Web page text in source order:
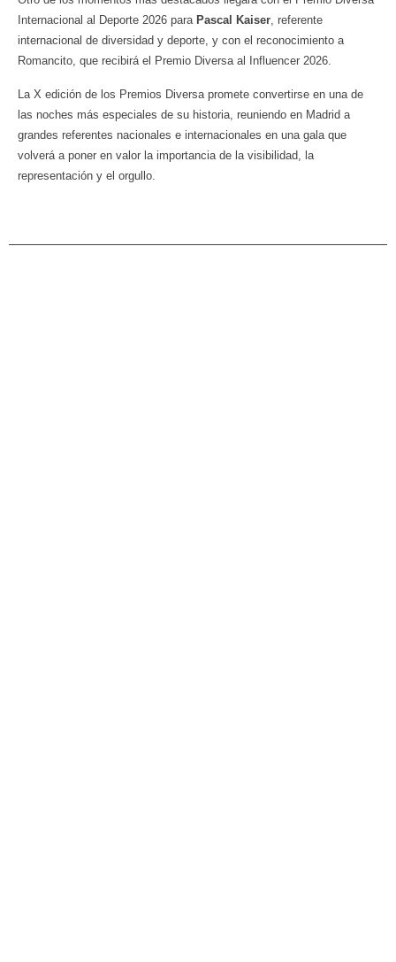
Internacional al Deporte 2026 para Pascal Kaiser, referente
internacional de diversidad y deporte, y con el reconocimiento a
Romancito, que recibirá el Premio Diversa al Influencer 2026.
La X edición de los Premios Diversa promete convertirse en una de
las noches más especiales de su historia, reuniendo en Madrid a
grandes referentes nacionales e internacionales en una gala que
volverá a poner en valor la importancia de la visibilidad, la
representación y el orgullo.